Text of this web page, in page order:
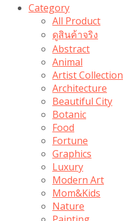
Category
All Product
ดูสินค้าจริง
Abstract
Animal
Artist Collection
Architecture
Beautiful City
Botanic
Food
Fortune
Graphics
Luxury
Modern Art
Mom&Kids
Nature